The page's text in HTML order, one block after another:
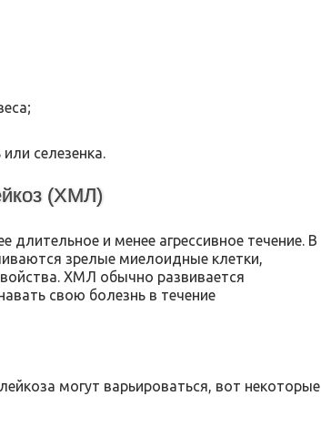
селезенка.
(ХМЛ)
и менее агрессивное течение. В
зрелые миелоидные клетки,
ХМЛ обычно развивается
свою болезнь в течение
могут варьироваться, вот некоторые